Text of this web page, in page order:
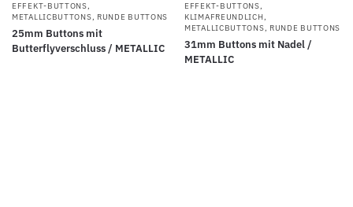
EFFEKT-BUTTONS,
METALLICBUTTONS, RUNDE BUTTONS
25mm Buttons mit
Butterflyverschluss / METALLIC
EFFEKT-BUTTONS,
KLIMAFREUNDLICH,
METALLICBUTTONS, RUNDE BUTTONS
31mm Buttons mit Nadel /
METALLIC